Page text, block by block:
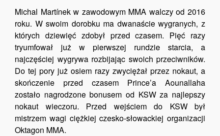
Michal Martínek w zawodowym MMA walczy od 2016
roku. W swoim dorobku ma dwanaście wygranych, z
których dziewięć zdobył przed czasem. Pięć razy
tryumfował już w pierwszej rundzie starcia, a
najczęściej wygrywa rozbijając swoich przeciwników.
Do tej pory już osiem razy zwyciężał przez nokaut, a
skończenie przed czasem Prince’a Aounallaha
zostało nagrodzone bonusem od KSW za najlepszy
nokaut wieczoru. Przed wejściem do KSW był
mistrzem wagi ciężkiej czesko-słowackiej organizacji
Oktagon MMA.